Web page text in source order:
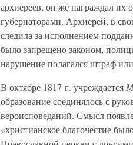
архиереев, он же награждал их
губернаторами. Архиерей, в
следила за исполнением
было запрещено законом,
нарушение полагался штраф
В октябре 1817 г. учреждается
образование соединялось с
вероисповеданий. Смысл
«христианское благочестие